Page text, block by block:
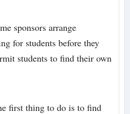
sponsors arrange
for students before they
students to find their own
first thing to do is to find